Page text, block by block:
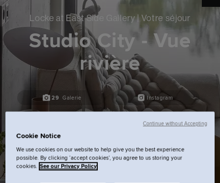
Locke at East Side Gallery | Votre séjour
Studio City - Vue
rivière
29 Galerie Instagram
Cookie Notice
We use cookies on our website to help give you the best experience
possible. By clicking ‘accept cookies’, you agree to us storing your
cookies. See our Privacy Policy
Continue without Accepting